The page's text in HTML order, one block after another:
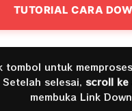
TUTORIAL CARA
tombol untuk
Setelah selesai, scroll ke
membuka Link